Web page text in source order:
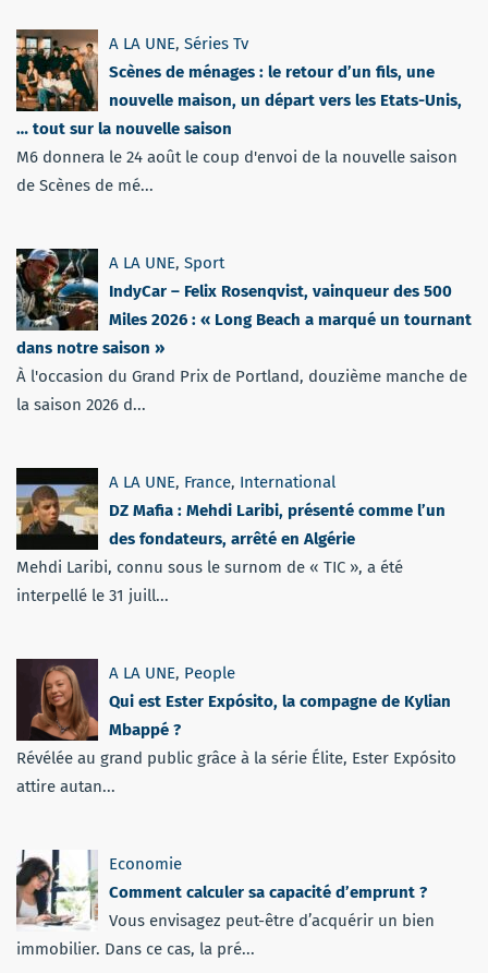
A LA UNE, Séries Tv
Scènes de ménages : le retour d’un fils, une
nouvelle maison, un départ vers les Etats-Unis,
… tout sur la nouvelle saison
M6 donnera le 24 août le coup d'envoi de la nouvelle saison
de Scènes de mé...
A LA UNE, Sport
IndyCar – Felix Rosenqvist, vainqueur des 500
Miles 2026 : « Long Beach a marqué un tournant
dans notre saison »
À l'occasion du Grand Prix de Portland, douzième manche de
la saison 2026 d...
A LA UNE, France, International
DZ Mafia : Mehdi Laribi, présenté comme l’un
des fondateurs, arrêté en Algérie
Mehdi Laribi, connu sous le surnom de « TIC », a été
interpellé le 31 juill...
A LA UNE, People
Qui est Ester Expósito, la compagne de Kylian
Mbappé ?
Révélée au grand public grâce à la série Élite, Ester Expósito
attire autan...
Economie
Comment calculer sa capacité d’emprunt ?
Vous envisagez peut-être d’acquérir un bien
immobilier. Dans ce cas, la pré...